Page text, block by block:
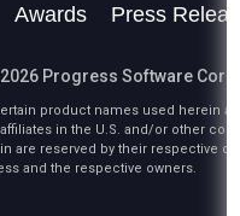
Awards Press
Progress Software
product names used herein
in the U.S. and/or other
are reserved by their respective
and the respective owners.